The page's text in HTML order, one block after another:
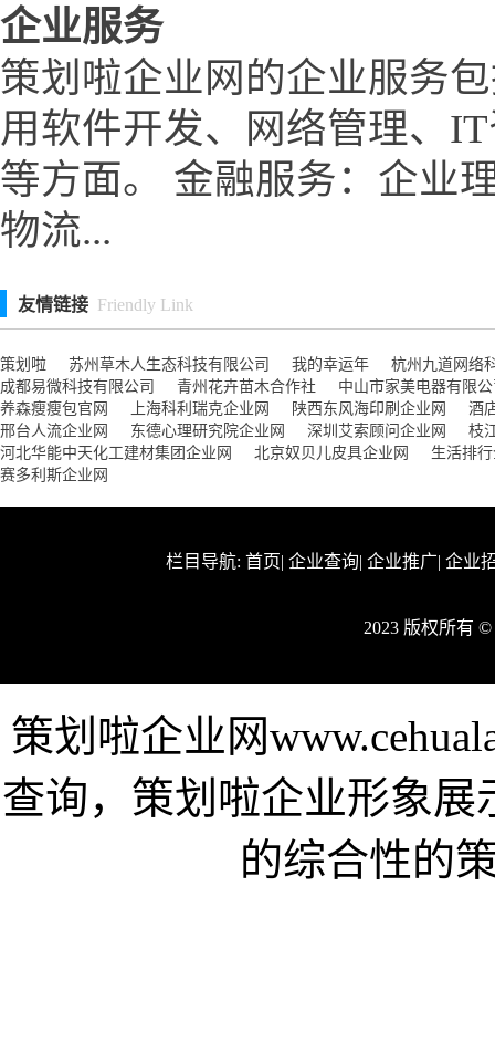
企业服务
策划啦企业网的企业服务
用软件开发、网络管理、
等方面。 金融服务：企业
物流...
友情链接 Friendly Link
策划啦 苏州草木人生态科技有限公司 我的幸运年
杭州九道网络
成都易微科技有限公司
青州花卉苗木合作社
中山市家美电器有限
养森瘦瘦包官网
上海科利瑞克企业网 陕西东风海印刷企业网
酒
邢台人流企业网
东德心理研究院企业网 深圳艾索顾问企业网
枝
河北华能中天化工建材集团企业网
北京奴贝儿皮具企业网
生活排
赛多利斯企业网
栏目导航: 首页| 企业查询| 企业推广| 企业
2023 版权所有
策划啦企业网
查询，策划啦企业形象
的综合性的